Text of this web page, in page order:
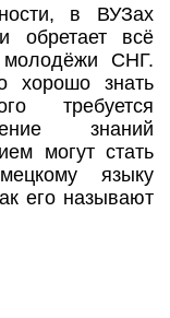
в ВУЗах
обретает всё
молодёжи СНГ.
хорошо знать
требуется
знаний
могут стать
языку
его называют